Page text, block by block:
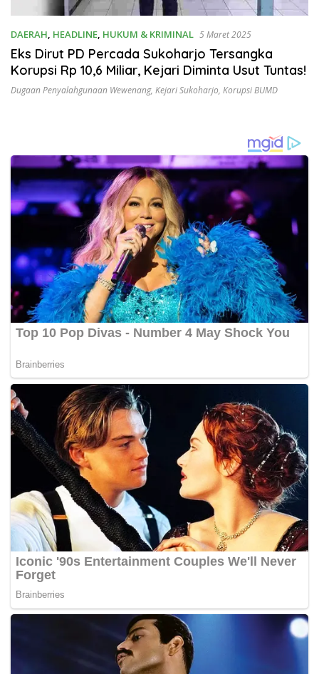
DAERAH, HEADLINE, HUKUM & KRIMINAL 5 Maret 2025
Eks Dirut PD Percada Sukoharjo Tersangka
Korupsi Rp 10,6 Miliar, Kejari Diminta Usut Tuntas!
Dugaan Penyalahgunaan Wewenang, Kejari Sukoharjo, Korupsi BUMD